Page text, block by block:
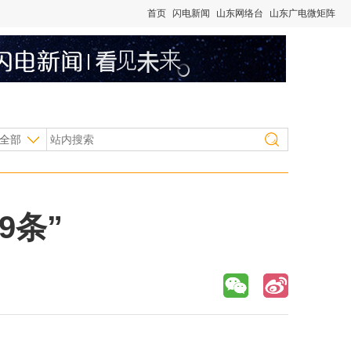
首页 闪电新闻 山东网络台 山东广电微矩阵
部
条”